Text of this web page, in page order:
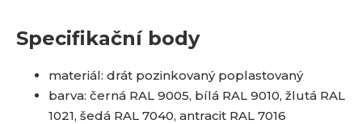
Specifikační body
materiál: drát pozinkovaný poplastovaný
barva: černá RAL 9005, bílá RAL 9010, žlutá RAL
1021, šedá RAL 7040, antracit RAL 7016